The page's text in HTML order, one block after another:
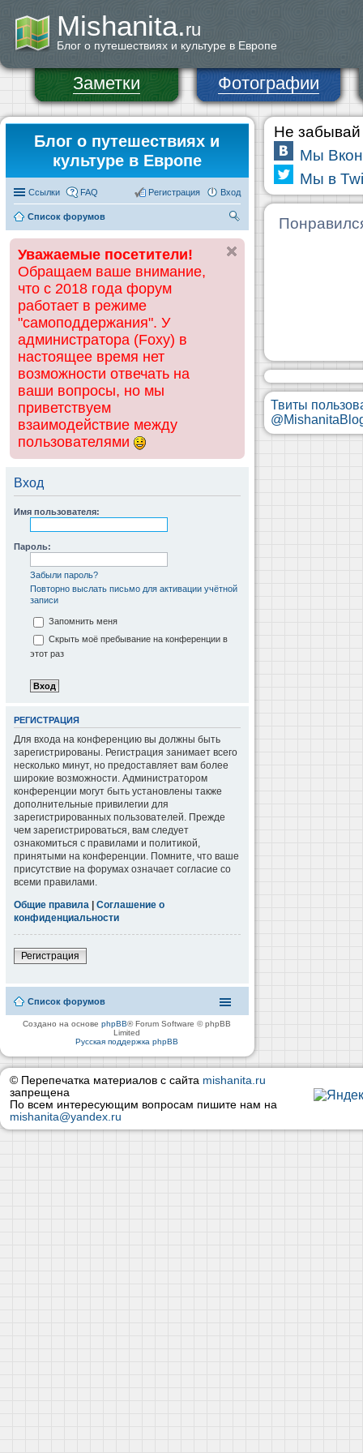
Mishanita.ru
Блог о путешествиях и культуре в Европе
Заметки Фотографии
Блог о путешествиях и
культуре в Европе
Ссылки FAQ Вход
Регистрация
Список форумов
ск
Уважаемые посетители!
Обращаем ваше внимание,
что с 2018 года форум
работает в режиме
"самоподдержания". У
администратора (Foxy) в
настоящее время нет
возможности отвечать на
ваши вопросы, но мы
приветствуем
взаимодействие между
пользователями
Вход
Имя пользователя:
Пароль:
Забыли пароль?
Повторно выслать письмо для активации учётной
записи
Запомнить меня
Скрыть моё пребывание на конференции в
этот раз
РЕГИСТРАЦИЯ
Для входа на конференцию вы должны быть
зарегистрированы. Регистрация занимает всего
несколько минут, но предоставляет вам более
широкие возможности. Администратором
конференции могут быть установлены также
дополнительные привилегии для
зарегистрированных пользователей. Прежде
чем зарегистрироваться, вам следует
ознакомиться с правилами и политикой,
принятыми на конференции. Помните, что ваше
присутствие на форумах означает согласие со
всеми правилами.
Общие правила | Соглашение о
конфиденциальности
Регистрация
Список форумов
Создано на основеphpBB® Forum Software © phpBB
Limited
Русская поддержка phpBB
Не забывай
Мы
Мы в
Твиты
© Перепечатка материалов с сайта mishanita.ru
запрещена
По всем интересующим вопросам пишите нам на
mishanita@yandex.ru